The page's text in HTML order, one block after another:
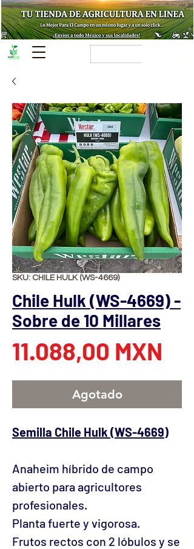
SKU: CHILE HULK (WS-4669)
Chile Hulk (WS-4669) -
Sobre de 10 Millares
11.088,00 MXN
Agotado
Semilla Chile Hulk (WS-4669)
Anaheim híbrido de campo
abierto para agricultores
profesionales.
Planta fuerte y vigorosa.
Frutos rectos con 2 lóbulos y se